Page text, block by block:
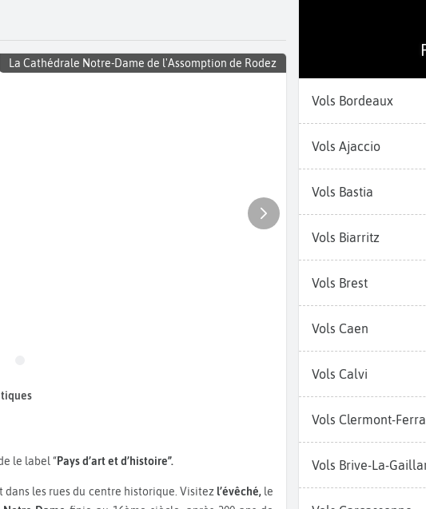
La Cathédrale Notre-Dame de l'Assomption de Rodez
le label “Pays d’art et d’histoire”.
les rues du centre historique. Visitez l’évêché,le
Vols Bordeaux
Vols Ajaccio
Vols Bastia
Vols Biarritz
Vols Brest
Vols Caen
Vols Calvi
Vols Clermont-
Vols Brive-La-